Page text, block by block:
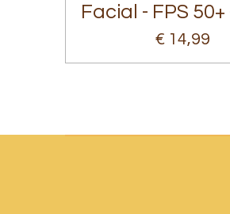
Facial - FPS 50+
€ 14,99